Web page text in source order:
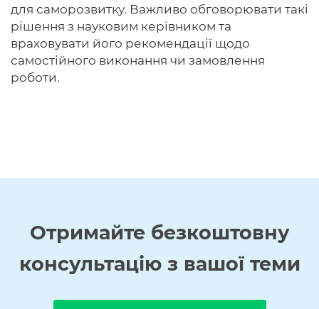
для саморозвитку. Важливо обговорювати такі
рішення з науковим керівником та
враховувати його рекомендації щодо
самостійного виконання чи замовлення
роботи.
Отримайте безкоштовну
консультацію з вашої теми